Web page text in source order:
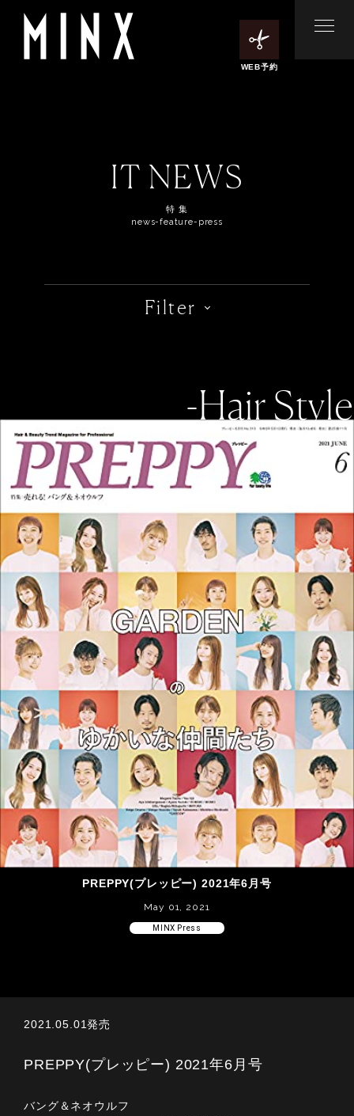
WEB予約
IT NEWS
特 集
news-feature-press
Filter
-Hair Style
PREPPY(プレッピー) 2021年6月号
May 01, 2021
MINX Press
2021.05.01発売
PREPPY(プレッピー) 2021年6月号
バング＆ネオウルフ